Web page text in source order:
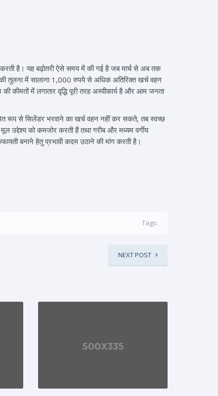
है। यह बढ़ोतरी ऐसे समय में की गई है जब मार्च से अब तक
तुलना में सालाना 1,000 रुपये से अधिक अतिरिक्त खर्च वहन
कीमतों में लगातार वृद्धि पूरी तरह अस्वीकार्य है और आम जनता
रूप से सिलेंडर भरवाने का खर्च वहन नहीं कर सकते, तब स्वच्छ
उद्देश्य को कमजोर करती हैं तथा गरीब और मध्यम वर्गीय
बनाने हेतु प्रभावी कदम उठाने की मांग करती है।
Tags:
NEXT POST